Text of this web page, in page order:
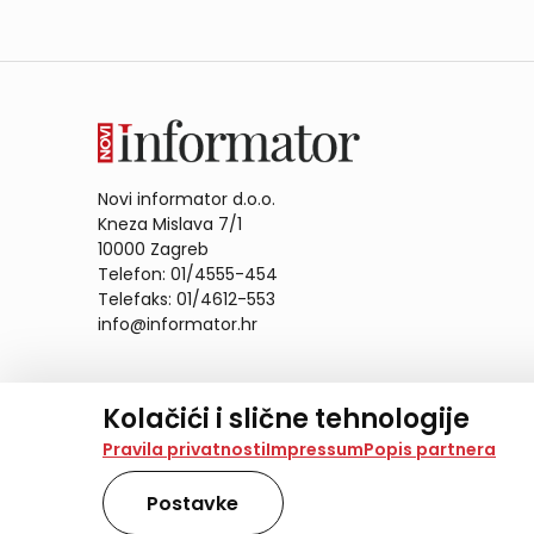
Kolačići i slične tehnologije
Na našoj web stranici koristimo kolačiće i slične
analiziramo promet na stranici te prikazujemo
također koriste ove tehnologije.
Odabirom opcije „Samo nužno“ prihvaćate samo
Pravila privatnostiImpressumPopis partnera
Postavke
Novi informator d.o.o.
Kneza Mislava 7/1
10000 Zagreb
Telefon: 01/4555-454
Telefaks: 01/4612-553
info@informator.hr